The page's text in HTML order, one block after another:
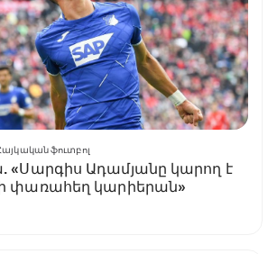
ֆուտբոլ
«Սարգիս Ադամյանը կարող է
փառահեղ կարիերան»